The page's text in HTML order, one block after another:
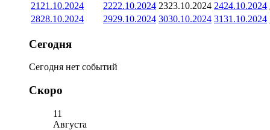
21 21.10.2024 2222.10.2024 2323.10.2024 2424.10.2024
2828.10.2024 2929.10.2024 3030.10.2024 3131.10.2024
Сегодня
Сегодня нет событий
Скоро
11
Августа